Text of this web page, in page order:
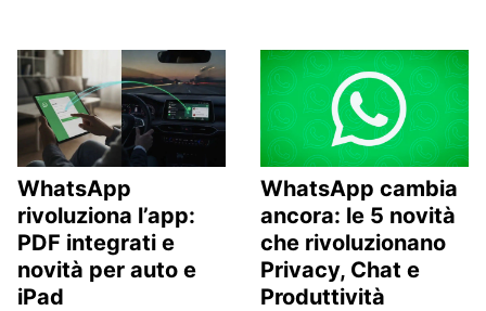
WhatsApp
rivoluziona l’app:
PDF integrati e
novità per auto e
iPad
WhatsApp cambia
ancora: le 5 novità
che rivoluzionano
Privacy, Chat e
Produttività